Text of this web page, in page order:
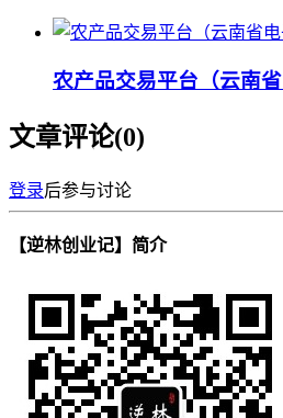
农产品交易平台（云南
文章评论(0)
登录后参与讨论
【逆林创业记】简介